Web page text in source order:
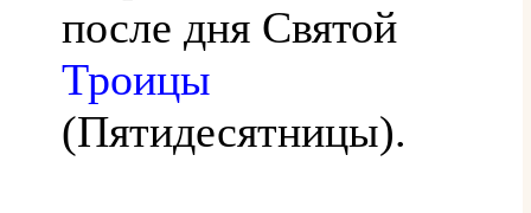
после дня Святой
Троицы
(Пятидесятницы).